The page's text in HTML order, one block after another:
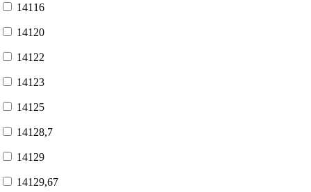
14116
14120
14122
14123
14125
14128,7
14129
14129,67